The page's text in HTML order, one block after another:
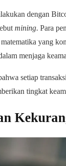
dengan
mining. Para
yang
menjaga
setiap
tingkat